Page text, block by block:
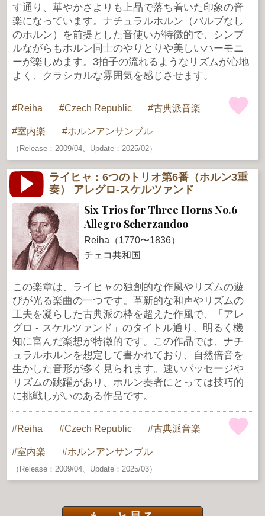
す通り、華やかさよりも上品で落ち着いた印象の音
楽になっています。ナチュラルホルン（バルブなし
のホルン）を前提とした音使いが特徴的で、シンプ
ルながらもホルン同士のやりとりや美しいハーモニ
ーが楽しめます。3拍子の流れるようなリズムが心地
よく、クラシカルな雰囲気を感じさせます。
Reiha Czech Republic 古典派音楽
室内楽 ホルンアンサンブル
（Release：2009/04、Update：2025/02）
ライヒャ：6つのトリオ第6番（ホルン3重
奏） アレグロ-スケルツァンド
Six Trios for Three Horns No.6
Allegro Scherzandoo
Reiha（1770〜1836）
チェコ共和国
この楽章は、ライヒャの独創的な作風やリズムの遊
びが光る楽曲の一つです。革新的な和声やリズムの
工夫を凝らした古典派の枠を超えた作風で、「アレ
グロ - スケルツァンド」のタイトル通り、明るく機
知に富んだ楽想が特徴的です。この作品では、ナチ
ュラルホルンを想定して書かれており、自然倍音を
生かした音形が多く見られます。速いパッセージや
リズムの跳躍があり、ホルン奏者にとっては技巧的
に挑戦しがいのある作品です。
Reiha Czech Republic 古典派音楽
室内楽 ホルンアンサンブル
（Release：2009/04、Update：2025/03）